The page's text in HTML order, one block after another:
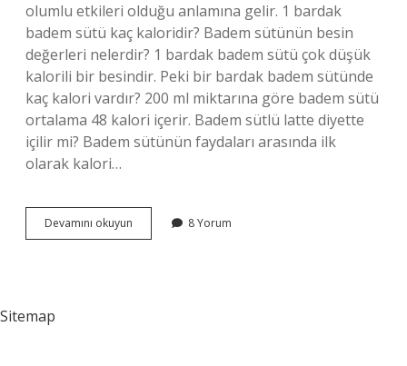
olumlu etkileri olduğu anlamına gelir. 1 bardak
badem sütü kaç kaloridir? Badem sütünün besin
değerleri nelerdir? 1 bardak badem sütü çok düşük
kalorili bir besindir. Peki bir bardak badem sütünde
kaç kalori vardır? 200 ml miktarına göre badem sütü
ortalama 48 kalori içerir. Badem sütlü latte diyette
içilir mi? Badem sütünün faydaları arasında ilk
olarak kalori…
Devamını okuyun Diyetteyken
Badem
8 Yorum
Sitemap